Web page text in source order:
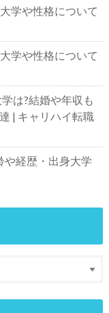
学や性格について
学や性格について
は?結婚や年収も
| キャリハイ転職
や経歴・出身大学